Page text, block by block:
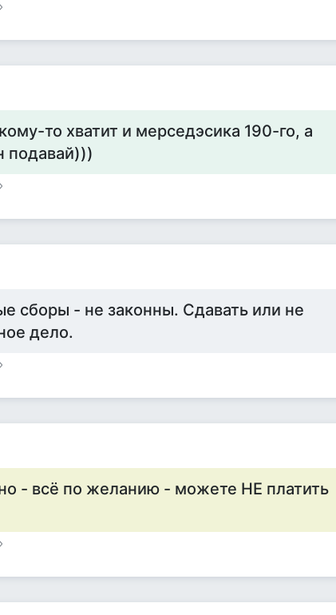
то хватит и мерседэсика 190-го, а
подавай)))
сборы - не законны. Сдавать или не
дело.
- всё по желанию - можете НЕ платить